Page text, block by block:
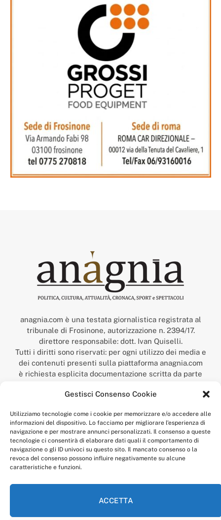
Gestisci Consenso Cookie
Utilizziamo tecnologie come i cookie per memorizzare e/o accedere alle
informazioni del dispositivo. Lo facciamo per migliorare l'esperienza di
navigazione e per mostrare annunci personalizzati. Il consenso a queste
tecnologie ci consentirà di elaborare dati quali il comportamento di
navigazione o gli ID univoci su questo sito. Il mancato consenso o la
revoca del consenso possono influire negativamente su alcune
caratteristiche e funzioni.
ACCETTA
anagnia.com è una testata giornalistica registrata al
tribunale di Frosinone, autorizzazione n. 2394/17.
direttore responsabile: dott. Ivan Quiselli.
Tutti i diritti sono riservati: per ogni utilizzo dei media e
dei contenuti presenti sulla piattaforma anagnia.com
è richiesta esplicita documentazione scritta da parte
“Anagnia” è un marchio registrato presso l’Ufficio Italiano
Economico,
num. registrazione: 302017000014044 del 9 febbraio 2017.
Per contatti:redazione@anagnia.com